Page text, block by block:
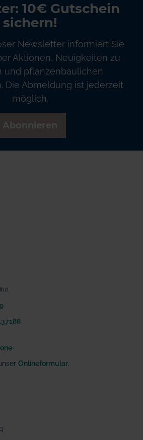
10€ Gutschein
sichern!
Newsletter informiert Sie
Aktionen, Neuigkeiten zu
und pflanzenbaulichen
Die Abmeldung ist jederzeit
möglich.
Onlineformular